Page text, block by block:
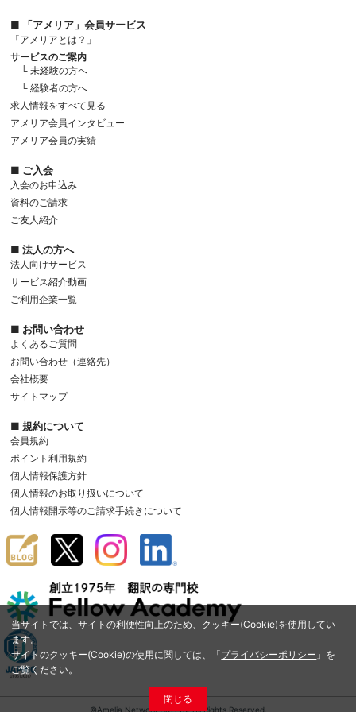
当サイトでは、サイトの利便性向上のため、クッキー(Cookie)を使用してい
ます。
サイトのクッキー(Cookie)の使用に関しては、「プライバシーポリシー 」を
ご覧ください。
閉じる
■ 「アメリア」会員サービス
「アメリアとは？」
サービスのご案内
└ 未経験の方へ
└ 経験者の方へ
求人情報をすべて見る
アメリア会員インタビュー
アメリア会員の実績
■ ご入会
入会のお申込み
資料のご請求
ご友人紹介
■ 法人の方へ
法人向けサービス
サービス紹介動画
ご利用企業一覧
■ お問い合わせ
よくあるご質問
お問い合わせ（連絡先）
会社概要
サイトマップ
■ 規約について
会員規約
ポイント利用規約
個人情報保護方針
個人情報のお取り扱いについて
個人情報開示等のご請求手続きについて
©Amelia Network Co.,Ltd. All Rights Reserved.